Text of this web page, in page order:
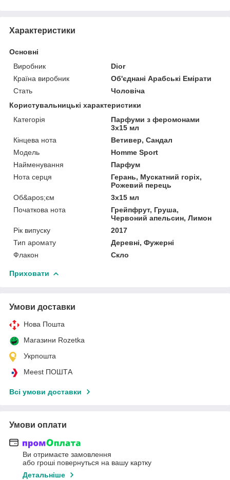
Характеристики
Основні
Виробник
Dior
Країна виробник
Об'єднані Арабські Емірати
Стать
Чоловіча
Користувальницькі характеристики
Категорія
Парфуми з феромонами
3х15 мл
Кінцева нота
Ветивер, Сандал
Мoдель
Homme Sport
Найменування
Парфум
Нота серця
Герань, Мускатний горіх,
Рожевий перець
Об&apos;єм
3х15 мл
Початкова нота
Грейпфрут, Груша,
Червоний апельсин, Лимон
Рік випуску
2017
Тип аромату
Деревні, Фужерні
Флакон
Скло
Приховати
Умови доставки
Нова Пошта
Магазини Rozetka
Укрпошта
Meest ПОШТА
Всі умови доставки
Умови оплати
Ви отримаєте замовлення
або гроші повернуться на вашу картку
Детальніше